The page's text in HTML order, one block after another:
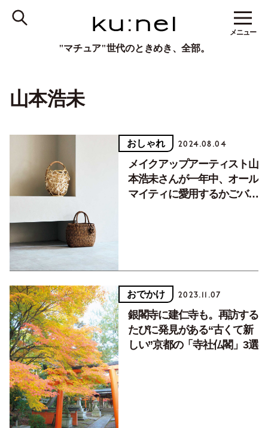
"マチュア"世代のときめき、全部。
メニュー
山本浩未
おしゃれ 2024.08.04
メイクアップアーティスト山
本浩未さんが一年中、オール
マイティに愛用するかごバッ
おでかけ 2023.11.07
銀閣寺に建仁寺も。再訪する
たびに発見がある“古くて新
しい”京都の「寺社仏閣」3選